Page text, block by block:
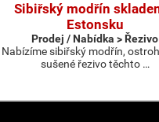
Sibiřský modřín
Estonsku
Prodej / Nabídka > Řezivo
Nabízíme sibiřský modřín,
sušené řezivo těchto …